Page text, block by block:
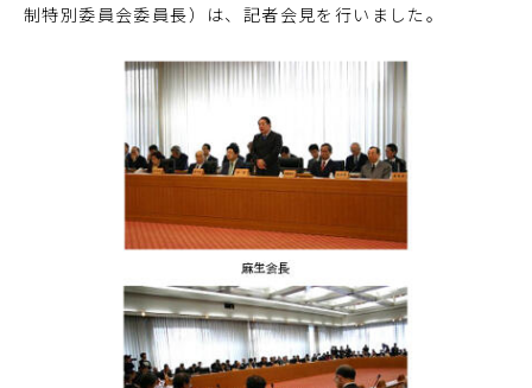
制特別委員会委員長）は、記者会見を行いました。